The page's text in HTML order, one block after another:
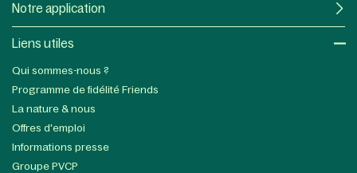
Notre application
Liens utiles​
Qui sommes-nous ?
Programme de fidélité Friends
La nature & nous
Offres d'emploi
Informations presse
Groupe PVCP